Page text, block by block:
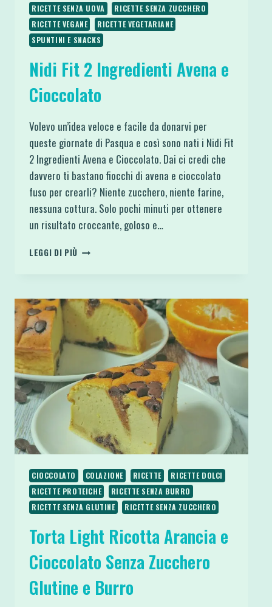
RICETTE SENZA UOVA
RICETTE SENZA ZUCCHERO
RICETTE VEGANE
RICETTE VEGETARIANE
SPUNTINI E SNACKS
Nidi Fit 2 Ingredienti Avena e
Cioccolato
Volevo un’idea veloce e facile da donarvi per
queste giornate di Pasqua e così sono nati i Nidi Fit
2 Ingredienti Avena e Cioccolato. Dai ci credi che
davvero ti bastano fiocchi di avena e cioccolato
fuso per crearli? Niente zucchero, niente farine,
nessuna cottura. Solo pochi minuti per ottenere
un risultato croccante, goloso e…
LEGGI DI PIÙ NIDI
AVENA
E
CIOCCOLATO
CIOCCOLATO COLAZIONE RICETTE
RICETTE DOLCI
RICETTE PROTEICHE
RICETTE SENZA BURRO
RICETTE SENZA GLUTINE
RICETTE SENZA ZUCCHERO
Torta Light Ricotta Arancia e
Cioccolato Senza Zucchero
Glutine e Burro